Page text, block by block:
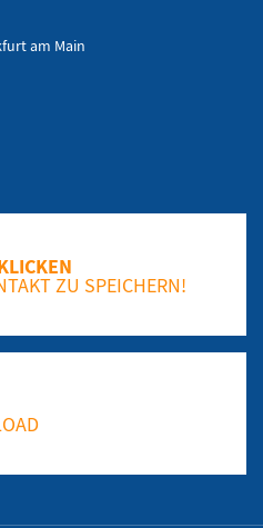
am Main
ZU SPEICHERN!